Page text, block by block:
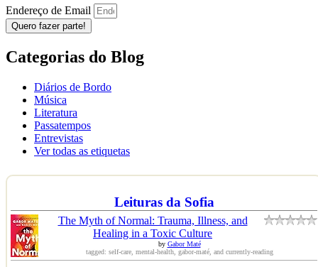
Endereço de Email
Quero fazer parte!
Categorias do Blog
Diários de Bordo
Música
Literatura
Passatempos
Entrevistas
Ver todas as etiquetas
Leituras da Sofia
The Myth of Normal: Trauma, Illness, and
Healing in a Toxic Culture
by Gabor Maté
tagged: self-care, mental-health, gabor-maté, and currently-reading